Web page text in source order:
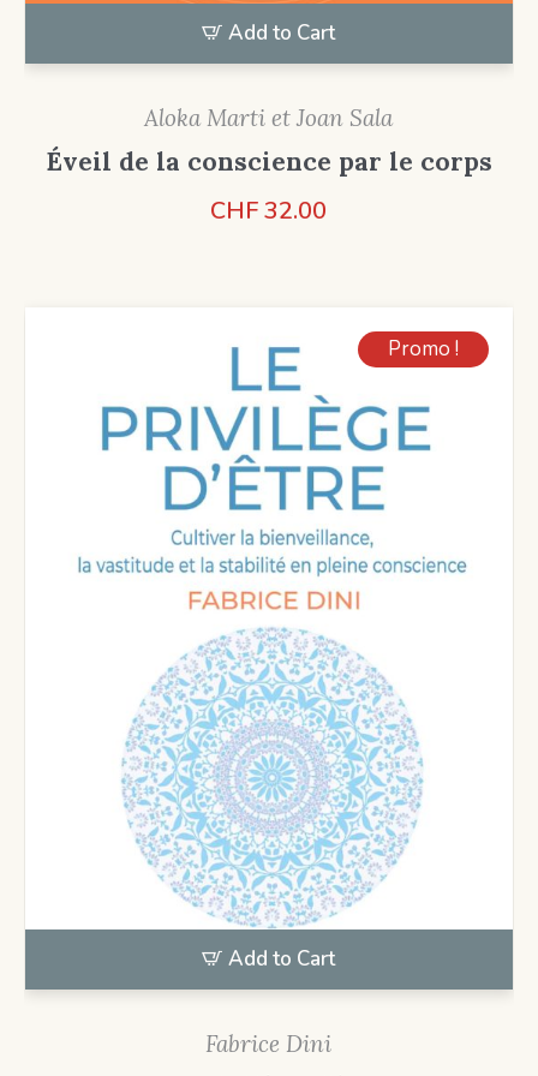
Add to Cart
Aloka Marti et Joan Sala
Éveil de la conscience par le corps
CHF 32.00
Add to Cart
Promo !
Fabrice Dini